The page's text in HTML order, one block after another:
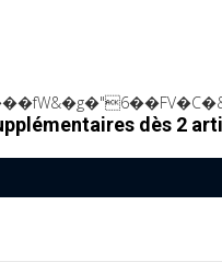
dès 2